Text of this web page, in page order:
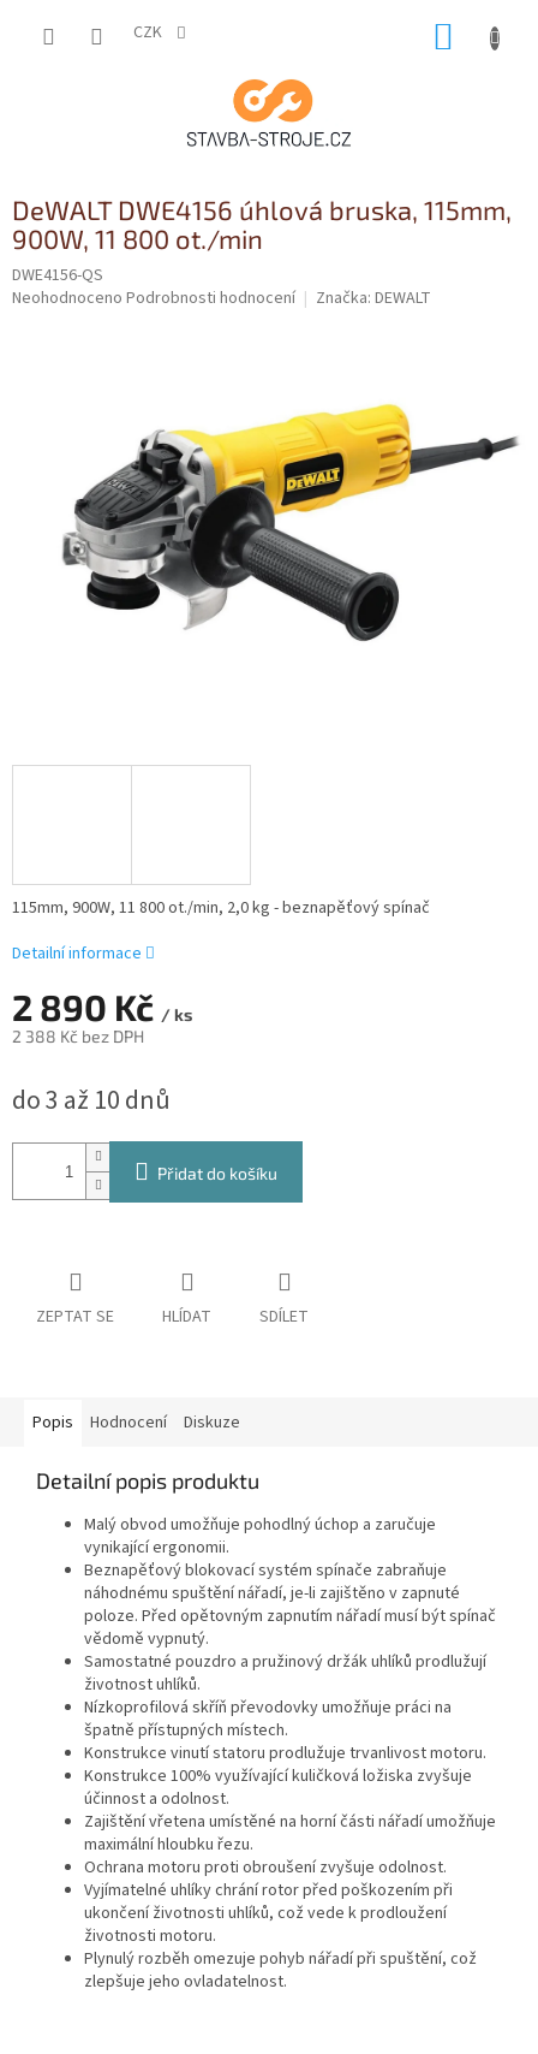
CZK
DeWALT DWE4156 úhlová bruska, 115mm,
900W, 11 800 ot./min
DWE4156-QS
Průměrné
Neohodnoceno Podrobnosti hodnocení Značka: DEWALT
2 890 Kč / ks
2 388 Kč bez DPH
cena:
do 3 až 10 dnů
Přidat do košíku
115mm, 900W, 11 800 ot./min, 2,0 kg - beznapěťový spínač
Detailní informace
ZEPTAT SE HLÍDAT SDÍLET
Popis Hodnocení Diskuze
Detailní popis produktu
Malý obvod umožňuje pohodlný úchop a zaručuje
vynikající ergonomii.
Beznapěťový blokovací systém spínače zabraňuje
náhodnému spuštění nářadí, je-li zajištěno v zapnuté
poloze. Před opětovným zapnutím nářadí musí být spínač
vědomě vypnutý.
Samostatné pouzdro a pružinový držák uhlíků prodlužují
životnost uhlíků.
Nízkoprofilová skříň převodovky umožňuje práci na
špatně přístupných místech.
Konstrukce vinutí statoru prodlužuje trvanlivost motoru.
Konstrukce 100% využívající kuličková ložiska zvyšuje
účinnost a odolnost.
Zajištění vřetena umístěné na horní části nářadí umožňuje
maximální hloubku řezu.
Ochrana motoru proti obroušení zvyšuje odolnost.
Vyjímatelné uhlíky chrání rotor před poškozením při
ukončení životnosti uhlíků, což vede k prodloužení
životnosti motoru.
Plynulý rozběh omezuje pohyb nářadí při spuštění, což
zlepšuje jeho ovladatelnost.